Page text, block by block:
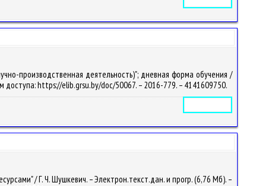
производственная деятельность)"; дневная форма обучения /
доступа: https://elib.grsu.by/doc/50067. – 2016-779. – 4141609750.
/ Г. Ч. Шушкевич. – Электрон.текст.дан. и прогр. (6,76 Мб). –